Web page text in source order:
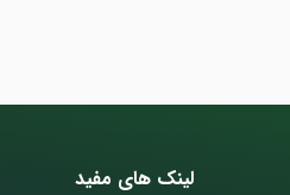
لینک های مفید